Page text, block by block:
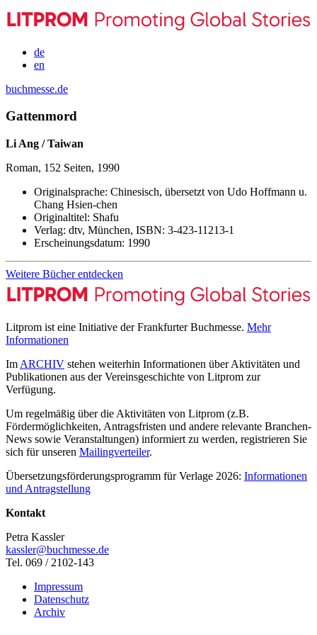
de
en
buchmesse.de
Gattenmord
Li Ang / Taiwan
Roman, 152 Seiten, 1990
Originalsprache: Chinesisch, übersetzt von Udo Hoffmann u.
Chang Hsien-chen
Originaltitel: Shafu
Verlag: dtv, München, ISBN: 3-423-11213-1
Erscheinungsdatum: 1990
Weitere Bücher entdecken
Litprom ist eine Initiative der Frankfurter Buchmesse. Mehr
Informationen
Im ARCHIV stehen weiterhin Informationen über Aktivitäten und
Publikationen aus der Vereinsgeschichte von Litprom zur
Verfügung.
Um regelmäßig über die Aktivitäten von Litprom (z.B.
Fördermöglichkeiten, Antragsfristen und andere relevante Branchen-
News sowie Veranstaltungen) informiert zu werden, registrieren Sie
sich für unseren Mailingverteiler.
Übersetzungsförderungsprogramm für Verlage 2026: Informationen
und Antragstellung
Kontakt
Petra Kassler
kassler@buchmesse.de
Tel. 069 / 2102-143
Impressum
Datenschutz
Archiv